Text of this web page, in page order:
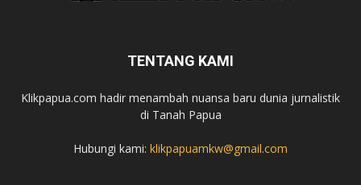
TENTANG KAMI
Klikpapua.com hadir menambah nuansa baru dunia jurnalistik
di Tanah Papua
Hubungi kami: klikpapuamkw@gmail.com